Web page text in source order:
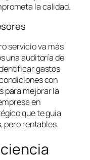
la calidad.
servicio va más
una auditoría de
gastos
con
para mejorar la
en
que te guía
pero rentables.